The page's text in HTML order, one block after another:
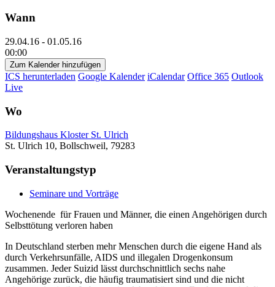
Wann
29.04.16 - 01.05.16
00:00
Zum Kalender hinzufügen
ICS herunterladen Google Kalender iCalendar Office 365 Outlook
Live
Wo
Bildungshaus Kloster St. Ulrich
St. Ulrich 10, Bollschweil, 79283
Veranstaltungstyp
Seminare und Vorträge
Wochenende für Frauen und Männer, die einen Angehörigen durch
Selbsttötung verloren haben
In Deutschland sterben mehr Menschen durch die eigene Hand als
durch Verkehrsunfälle, AIDS und illegalen Drogenkonsum
zusammen. Jeder Suizid lässt durchschnittlich sechs nahe
Angehörige zurück, die häufig traumatisiert sind und die nicht